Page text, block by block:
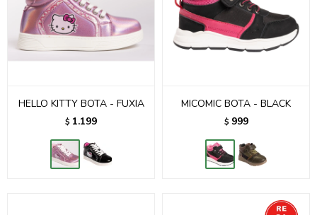
HELLO KITTY BOTA - FUXIA
$ 1.199
MICOMIC BOTA - BLACK
$ 999